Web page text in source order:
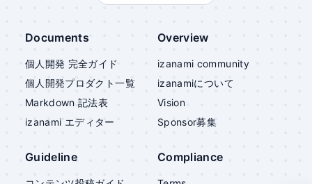
Documents
個人開発 完全ガイド
個人開発プロダクト一覧
Markdown 記法表
izanami エディター
Overview
izanami community
izanamiについて
Vision
Sponsor募集
Guideline Compliance